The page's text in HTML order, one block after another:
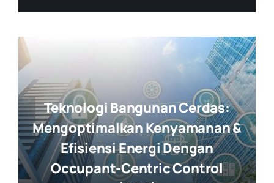
Teknologi Bangunan Cerdas:
Mengoptimalkan Kenyamanan &
Efisiensi Energi Dengan
Occupant-Centric Control